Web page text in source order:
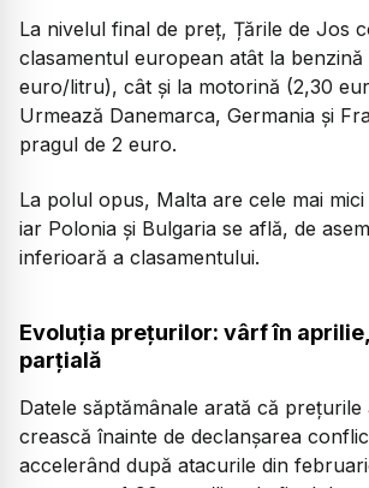
La nivelul final de preț, Țările de Jos
clasamentul european atât la benzină
euro/litru), cât și la motorină (2,30
Urmează Danemarca, Germania și
pragul de 2 euro.
La polul opus, Malta are cele mai
iar Polonia și Bulgaria se află, de
inferioară a clasamentului.
Evoluția prețurilor: vârf în
parțială
Datele săptămânale arată că
crească înainte de declanșarea
accelerând după atacurile din